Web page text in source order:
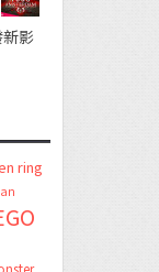
影
ring